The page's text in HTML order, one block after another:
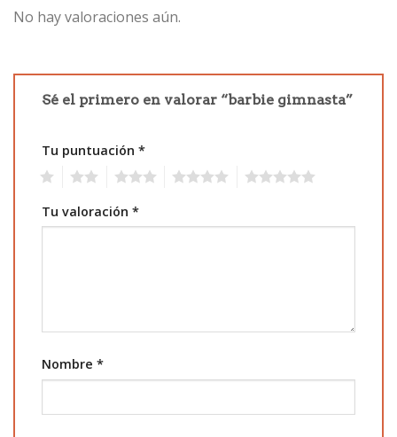
No hay valoraciones aún.
Sé el primero en valorar “barbie gimnasta”
Tu puntuación *
Tu valoración *
Nombre *